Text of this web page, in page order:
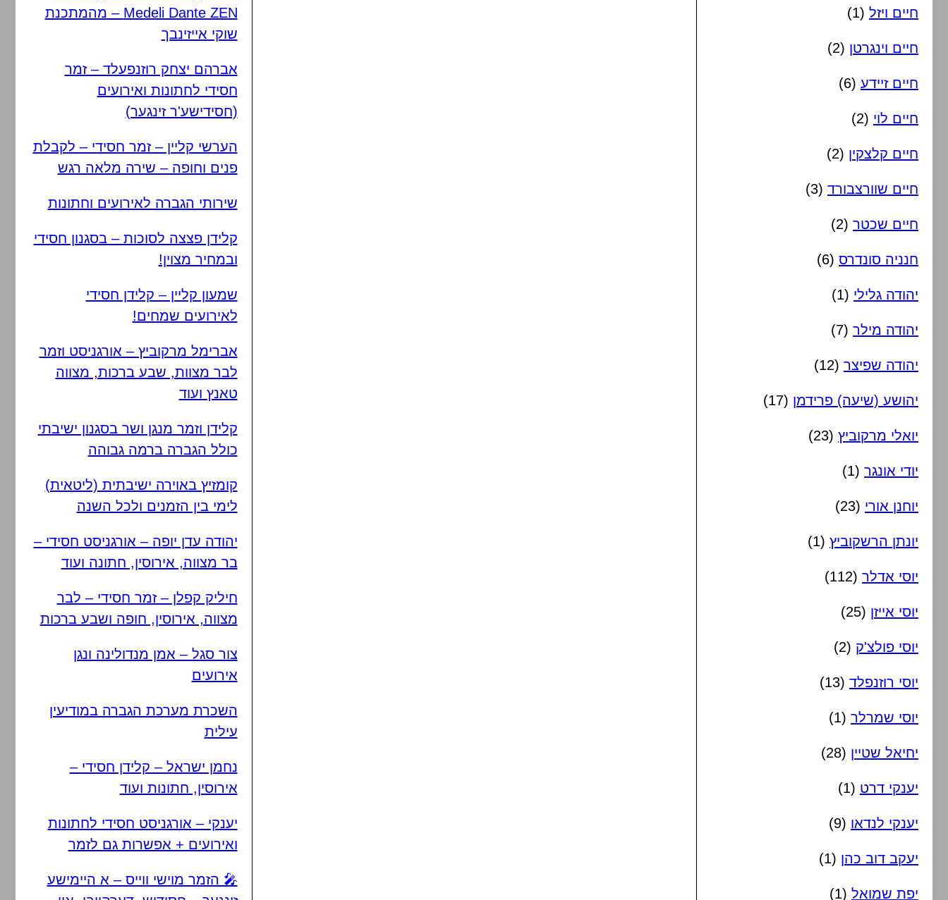
חיים ויזל (1)
חיים וינגרטן (2)
חיים זיידע (6)
חיים לוי (2)
חיים קלצקין (2)
חיים שוורצבורד (3)
חיים שכטר (2)
חנניה סונדרס (6)
יהודה גלילי (1)
יהודה מילר (7)
יהודה שפיצר (12)
יהושע (שיעה) פרידמן (17)
יואלי מרקוביץ (23)
יודי אונגר (1)
יוחנן אורי (23)
יונתן הרשקוביץ (1)
יוסי אדלר (112)
יוסי אייזן (25)
יוסי פולצ'ק (2)
יוסי רוזנפלד (13)
יוסי שמרלר (1)
יחיאל שטיין (28)
יענקי דרט (1)
יענקי לנדאו (9)
יעקב דוב כהן (1)
יפת שמואל (1)
Medeli Dante ZEN – מהמתכנת
שוקי אייזינבך
אברהם יצחק רוזנפעלד – זמר
חסידי לחתונות ואירועים
(חסידישע'ר זינגער)
הערשי קליין – זמר חסידי – לקבלת
פנים וחופה – שירה מלאה רגש
שירותי הגברה לאירועים וחתונות
קלידן פצצה לסוכות – בסגנון חסידי
ובמחיר מצוין!
שמעון קליין – קלידן חסידי
לאירועים שמחים!
אברימל מרקוביץ – אורגניסט וזמר
לבר מצוות, שבע ברכות, מצווה
טאנץ ועוד
קלידן וזמר מנגן ושר בסגנון ישיבתי
כולל הגברה ברמה גבוהה
קומזיץ באוירה ישיבתית (ליטאית)
לימי בין הזמנים ולכל השנה
יהודה עדן יופה – אורגניסט חסידי –
בר מצווה, אירוסין, חתונה ועוד
חיליק קפלן – זמר חסידי – לבר
מצווה, אירוסין, חופה ושבע ברכות
צור סגל – אמן מנדולינה ונגן
אירועים
השכרת מערכת הגברה במודיעין
עילית
נחמן ישראל – קלידן חסידי –
אירוסין, חתונות ועוד
יענקי – אורגניסט חסידי לחתונות
ואירועים + אפשרות גם לזמר
🎤 הזמר מוישי ווייס – א היימישע